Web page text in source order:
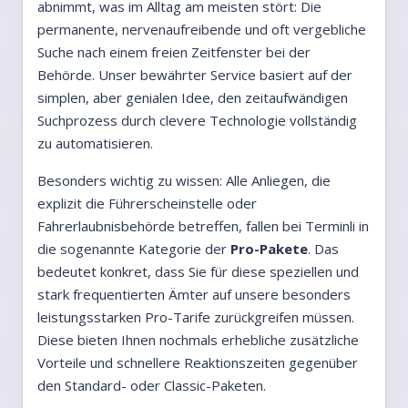
abnimmt, was im Alltag am meisten stört: Die
permanente, nervenaufreibende und oft vergebliche
Suche nach einem freien Zeitfenster bei der
Behörde. Unser bewährter Service basiert auf der
simplen, aber genialen Idee, den zeitaufwändigen
Suchprozess durch clevere Technologie vollständig
zu automatisieren.
Besonders wichtig zu wissen: Alle Anliegen, die
explizit die Führerscheinstelle oder
Fahrerlaubnisbehörde betreffen, fallen bei Terminli in
die sogenannte Kategorie der Pro-Pakete. Das
bedeutet konkret, dass Sie für diese speziellen und
stark frequentierten Ämter auf unsere besonders
leistungsstarken Pro-Tarife zurückgreifen müssen.
Diese bieten Ihnen nochmals erhebliche zusätzliche
Vorteile und schnellere Reaktionszeiten gegenüber
den Standard- oder Classic-Paketen.